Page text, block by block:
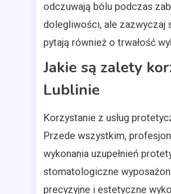
odczuwają bólu podczas
dolegliwości, ale zazwyczaj
pytają również o trwałość
Jakie są zalety
Lublinie
Korzystanie z usług
Przede wszystkim,
wykonania uzupełnień
stomatologiczne
precyzyjne i estetyczne